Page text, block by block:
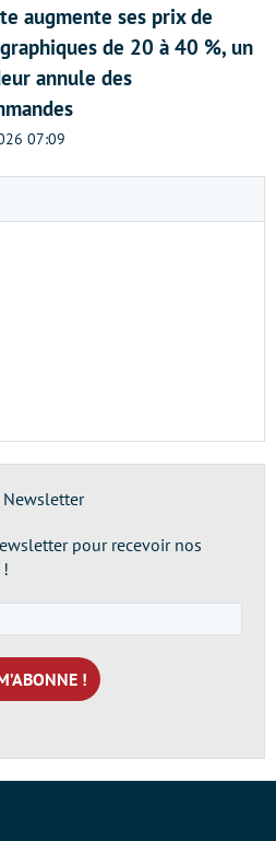
augmente ses prix de
de 20 à 40 %, un
annule des
07:09
Newsletter
pour recevoir nos
e-
mail
*